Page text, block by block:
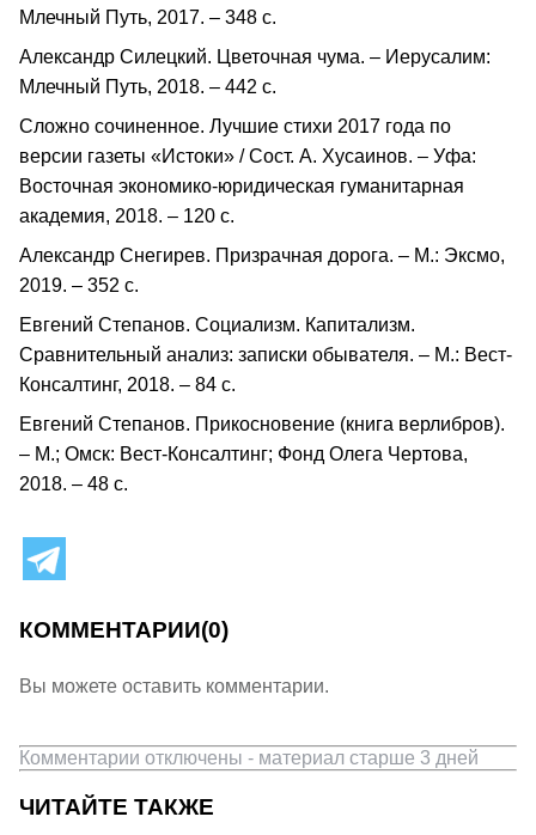
Млечный Путь, 2017. – 348 с.
Александр Силецкий. Цветочная чума. – Иерусалим:
Млечный Путь, 2018. – 442 с.
Сложно сочиненное. Лучшие стихи 2017 года по
версии газеты «Истоки» / Сост. А. Хусаинов. – Уфа:
Восточная экономико-юридическая гуманитарная
академия, 2018. – 120 с.
Александр Снегирев. Призрачная дорога. – М.: Эксмо,
2019. – 352 с.
Евгений Степанов. Социализм. Капитализм.
Сравнительный анализ: записки обывателя. – М.: Вест-
Консалтинг, 2018. – 84 с.
Евгений Степанов. Прикосновение (книга верлибров).
– М.; Омск: Вест-Консалтинг; Фонд Олега Чертова,
2018. – 48 с.
КОММЕНТАРИИ(0)
Вы можете оставить комментарии.
Комментарии отключены - материал старше 3 дней
ЧИТАЙТЕ ТАКЖЕ